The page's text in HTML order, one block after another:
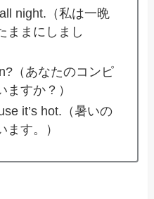
night.（私は一晩
ままにしまし
（あなたのコンピ
ますか？）
it’s hot.（暑いの
す。）